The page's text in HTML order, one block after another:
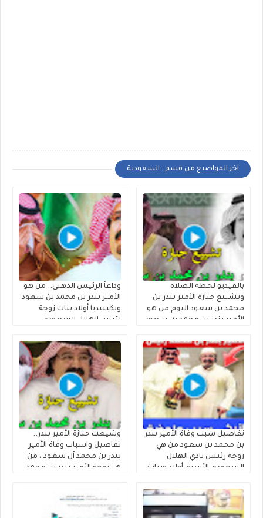
أخر المواضيع من قسم : السعودية
بالفيديو لحظة الصلاة
وتشييع جنازة الأمير بندر بن
محمد بن سعود اليوم من هو
الأمير بندر بن محمد بن سعود
وداعاً الرئيس الذهبى.. من هو
الأمير بندر بن محمد بن سعود
ويكيبيديا أولاد بنات زوجة
رئيس الهلال السعودي
سعود الكبير آل سعود وموعد
ومكان تشييع الجنازة السيرة
الذاتية
تفاصيل سبب وفاة الأمير بندر
بن محمد بن سعود من هي
زوجة رئيس نادي الهلال
السعودي الأسبق أولاد وبنات
الكبير آل سعود من أي قبيلة
وش يتبع
وشيعت جنازة الأمير بندر..
تفاصيل واسباب وفاة الأمير
بندر بن محمد آل سعود ، من
هي زوجة الأمير بندر بن محمد
وش يتبع